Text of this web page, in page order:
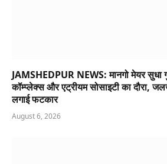
JAMSHEDPUR NEWS: मानगो मेयर सुधा
कॉम्प्लेक्स और एट्रीयम सोसाइटी का दौरा,
लगाई फटकार
August 6, 2026